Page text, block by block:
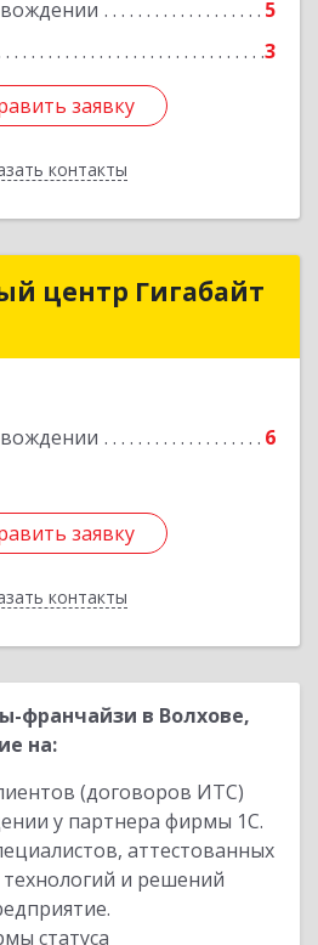
5
3
заявку
контакты
Подробнее
заявку
Назад
центр Гигабайт
6
заявку
контакты
центр Гигабайт
Подробнее
заявку
Назад
франчайзи в Волхове,
на:
(договоров ИТС)
у партнера фирмы 1С.
аттестованных
и решений
статуса